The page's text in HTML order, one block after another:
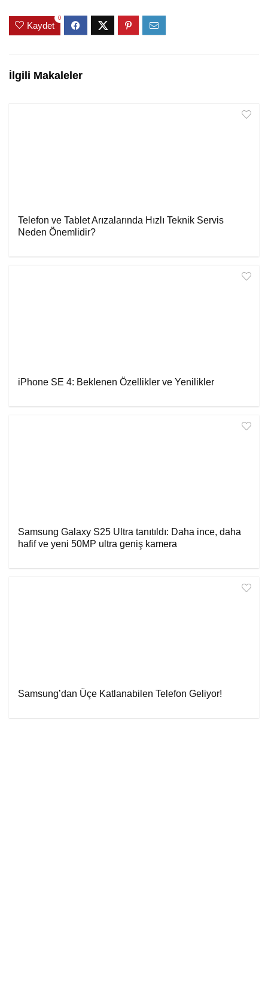
Kaydet
0
İlgili Makaleler
Telefon ve Tablet Arızalarında Hızlı Teknik Servis
Neden Önemlidir?
iPhone SE 4: Beklenen Özellikler ve Yenilikler
Samsung Galaxy S25 Ultra tanıtıldı: Daha ince, daha
hafif ve yeni 50MP ultra geniş kamera
Samsung’dan Üçe Katlanabilen Telefon Geliyor!